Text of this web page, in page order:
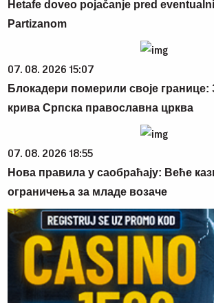
Hetafe doveo pojačanje pred
Partizanom
07. 08. 2026 15:07
Блокадери померили своје границе:
крива Српска православна црква
07. 08. 2026 18:55
Нова правила у саобраћају: Веће
ограничења за младе возаче